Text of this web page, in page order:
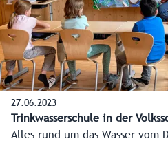
27.06.2023
Trinkwasserschule in der
Alles rund um das Wasser vom